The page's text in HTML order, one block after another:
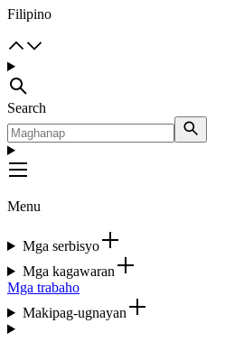
Filipino
Search
Menu
Mga serbisyo
Mga kagawaran
Mga trabaho
Makipag-ugnayan